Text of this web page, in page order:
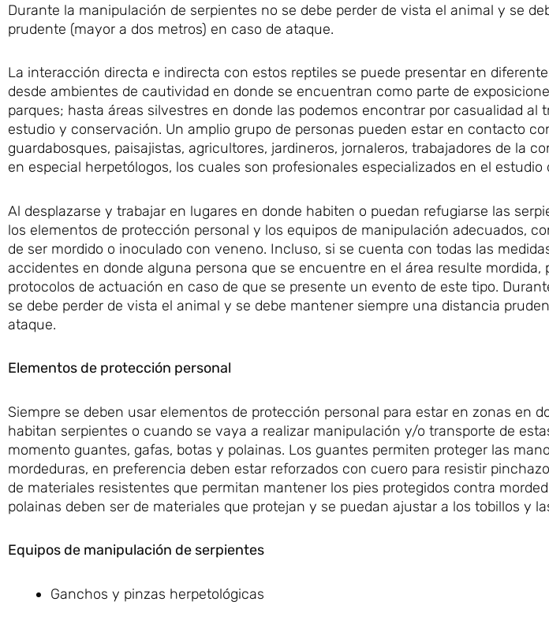
Durante la manipulación de serpientes no se debe perder de vista el animal y se
prudente (mayor a dos metros) en caso de ataque.
La interacción directa e indirecta con estos reptiles se puede presentar en
desde ambientes de cautividad en donde se encuentran como parte de
parques; hasta áreas silvestres en donde las podemos encontrar por casualidad al
estudio y conservación. Un amplio grupo de personas pueden estar en contacto
guardabosques, paisajistas, agricultores, jardineros, jornaleros, trabajadores de la
en especial herpetólogos, los cuales son profesionales especializados en el estudio
Al desplazarse y trabajar en lugares en donde habiten o puedan refugiarse las
los elementos de protección personal y los equipos de manipulación adecuados,
de ser mordido o inoculado con veneno. Incluso, si se cuenta con todas las
accidentes en donde alguna persona que se encuentre en el área resulte mordida,
protocolos de actuación en caso de que se presente un evento de este tipo.
se debe perder de vista el animal y se debe mantener siempre una distancia
ataque.
Elementos de protección personal
Siempre se deben usar elementos de protección personal para estar en zonas en
habitan serpientes o cuando se vaya a realizar manipulación y/o transporte de
momento guantes, gafas, botas y polainas. Los guantes permiten proteger las
mordeduras, en preferencia deben estar reforzados con cuero para resistir
de materiales resistentes que permitan mantener los pies protegidos contra
polainas deben ser de materiales que protejan y se puedan ajustar a los tobillos y
Equipos de manipulación de serpientes
Ganchos y pinzas herpetológicas